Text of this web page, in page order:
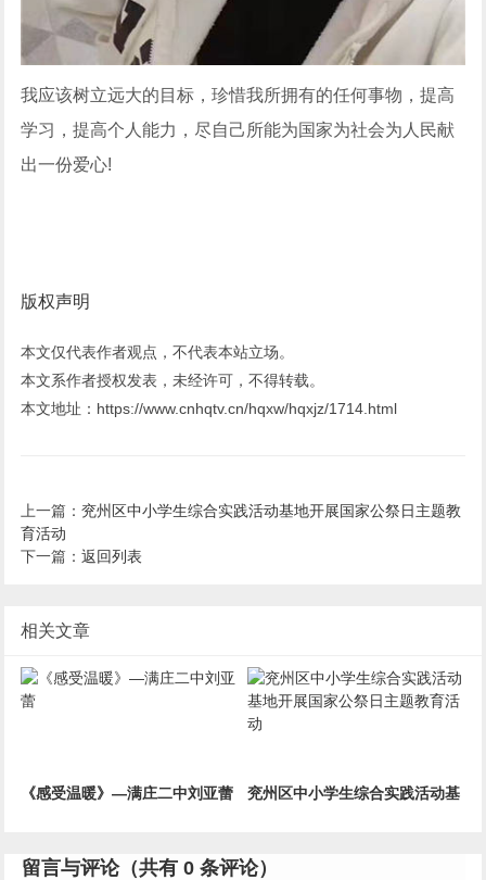
我应该树立远大的目标，珍惜我所拥有的任何事物，提高
学习，提高个人能力，尽自己所能为国家为社会为人民献
出一份爱心!
版权声明
本文仅代表作者观点，不代表本站立场。
本文系作者授权发表，未经许可，不得转载。
本文地址：https://www.cnhqtv.cn/hqxw/hqxjz/1714.html
上一篇：兖州区中小学生综合实践活动基地开展国家公祭日主题教
育活动
下一篇：返回列表
相关文章
《感受温暖》—满庄二中刘亚蕾
兖州区中小学生综合实践活动基
留言与评论（共有0 条评论）